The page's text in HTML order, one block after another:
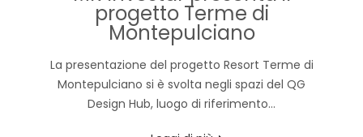
progetto Terme di
Montepulciano
La presentazione del progetto Resort Terme di
Montepulciano si è svolta negli spazi del QG
Design Hub, luogo di riferimento...